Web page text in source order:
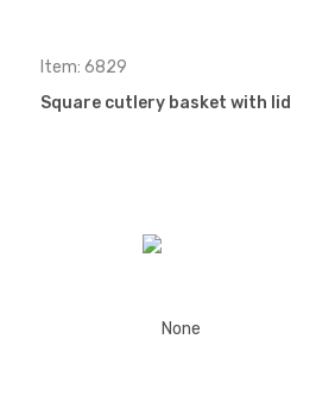
Item: 6829
Square cutlery basket with lid